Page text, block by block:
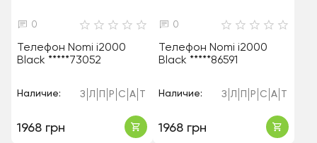
0
Телефон Nomi i2000
Black *****73052
Наличие: З Л Р С А
1968 грн
0
Телефон Nomi i2000
Black *****86591
Наличие: З Л Р С А
1968 грн